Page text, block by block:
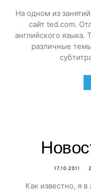
На одном из
сайт ted.com.
английского
различные
17.10.2011
Как известно, я